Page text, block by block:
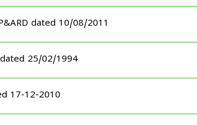
dated 10/08/2011
25/02/1994
17-12-2010